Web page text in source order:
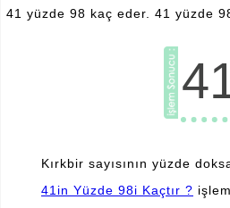
41 yüzde 98 kaç eder. 41 yüzde
Kırkbir sayısının yüzde
41in Yüzde 98i Kaçtır ?